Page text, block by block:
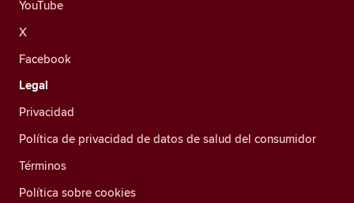
YouTube
X
Facebook
Legal
Privacidad
Política de privacidad de datos de salud del consumidor
Términos
Política sobre cookies